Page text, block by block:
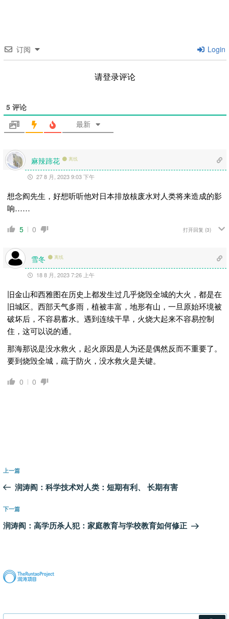
订阅 Login
请登录评论
5 评论
最新
麻辣蹄花 离线
27 8 月, 2023 9:03 下午
想念阎先生，好想听听他对日本排放核废水对人类将来造成的影
响……
5 0 打开回复 (3)
雪冬 离线
18 8 月, 2023 7:26 上午
旧金山和西雅图在历史上都发生过几乎烧毁全城的大火，都是在
旧城区。西部天气多雨，植被丰富，地形有山，一旦原始环境被
破坏后，不容易蓄水。遇到连续干旱，火烧大起来不容易控制
住，这可以说的通。
那海那说是没水救火，起火原因是人为还是偶然反而不重要了。
要到烧毁全城，疏于防火，没水救火是关键。
0 0
文
导
航
上
一
文
章
上一篇
润涛阎：科学技术对人类：短期有利、 长期有害
下
一
下一篇
润涛阎：高学历杀人犯：家庭教育与学校教育如何修正